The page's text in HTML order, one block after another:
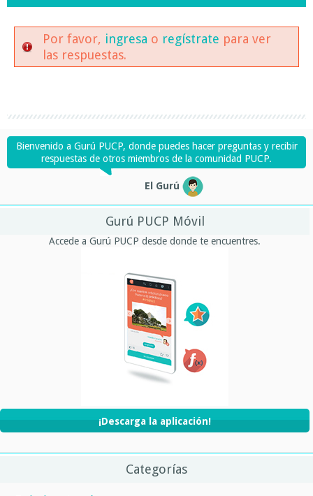
Por favor, ingresa o regístrate para ver
las respuestas.
Bienvenido a Gurú PUCP, donde puedes hacer preguntas y recibir
respuestas de otros miembros de la comunidad PUCP.
El Gurú
Gurú PUCP Móvil
Accede a Gurú PUCP desde donde te encuentres.
¡Descarga la aplicación!
Categorías